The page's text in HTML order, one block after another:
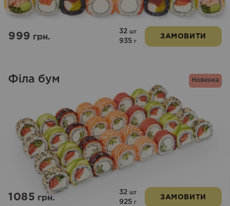
999грн.
32 шт
935 г
ЗАМОВИТИ
Новинка
Філа бум
1085грн.
32 шт
925 г
ЗАМОВИТИ